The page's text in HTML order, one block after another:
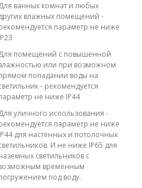
ванных комнат и любых
влажных помещений -
параметр не ниже
помещений с повышенной
или при возможном
попадании воды на
- рекомендуется
не ниже IP44
уличного использования -
параметр не ниже
для настенных и потолочных
И не ниже IP65 для
светильников с
временным
под воду.